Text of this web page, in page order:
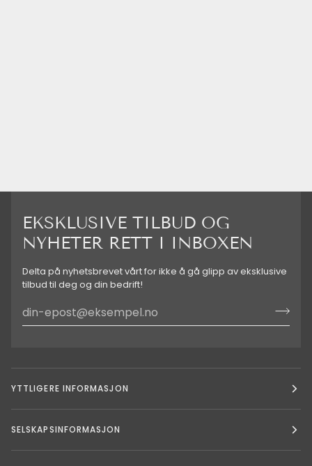
EKSKLUSIVE TILBUD OG
NYHETER RETT I INBOXEN
Delta på nyhetsbrevet vårt for ikke å gå glipp av eksklusive
tilbud til deg og din bedrift!
YTTLIGERE INFORMASJON
SELSKAPSINFORMASJON